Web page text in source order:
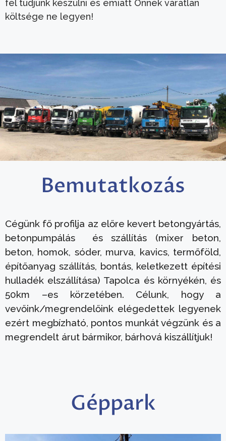
fel tudjunk készülni és emiatt Önnek váratlan
költsége ne legyen!
Bemutatkozás
Cégünk fő profilja az előre kevert betongyártás,
betonpumpálás és szállítás (mixer beton,
beton, homok, sóder, murva, kavics, termőföld,
építőanyag szállítás, bontás, keletkezett építési
hulladék elszállítása) Tapolca és környékén, és
50km –es körzetében. Célunk, hogy a
vevőink/megrendelőink elégedettek legyenek
ezért megbízható, pontos munkát végzünk és a
megrendelt árut bármikor, bárhová kiszállítjuk!
Géppark